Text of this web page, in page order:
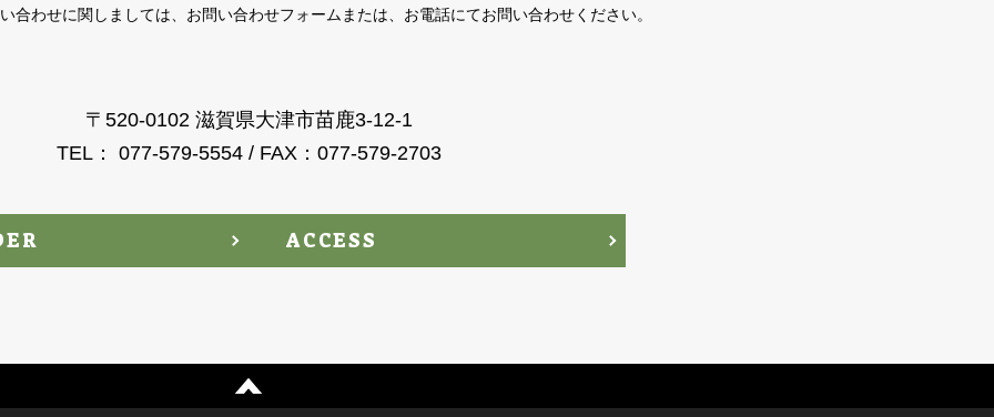
合わせに関しましては、お問い合わせフォームまたは、お電話にてお問い合わせください。
〒520-0102 滋賀県大津市苗鹿3-12-1
TEL： 077-579-5554 / FAX：077-579-2703
ACCESS